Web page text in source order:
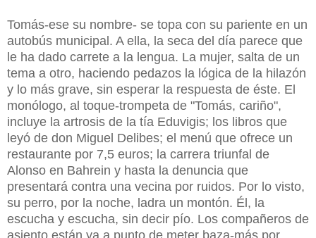
Tomás-ese su nombre- se topa con su pariente en un
autobús municipal. A ella, la seca del día parece que
le ha dado carrete a la lengua. La mujer, salta de un
tema a otro, haciendo pedazos la lógica de la hilazón
y lo más grave, sin esperar la respuesta de éste. El
monólogo, al toque-trompeta de "Tomás, cariño",
incluye la artrosis de la tía Eduvigis; los libros que
leyó de don Miguel Delibes; el menú que ofrece un
restaurante por 7,5 euros; la carrera triunfal de
Alonso en Bahrein y hasta la denuncia que
presentará contra una vecina por ruidos. Por lo visto,
su perro, por la noche, ladra un montón. Él, la
escucha y escucha, sin decir pío. Los compañeros de
asiento están ya a punto de meter baza-más por